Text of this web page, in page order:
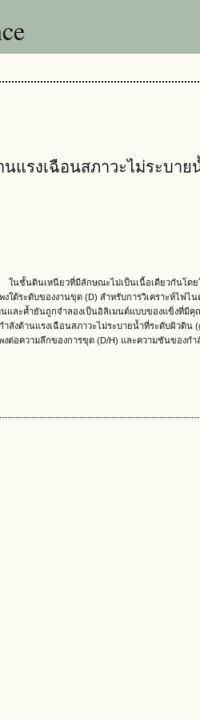
แรงเฉือนสภาวะไม่ระบา
นชั้นดินเหนียวที่มีลักษณะไม่เป็นเนื้อเดียวกันโดย
ใต้ระดับของงานขุด (D) สำหรับการวิเคราะห์ไฟไ
ละค้ำยันถูกจำลองเป็นอิลิเมนต์แบบของแข็งที่มีคุ
งต้านแรงเฉือนสภาวะไม่ระบายน้ำที่ระดับผิวดิน
งต่อความลึกของการขุด (D/H) และความชันของก